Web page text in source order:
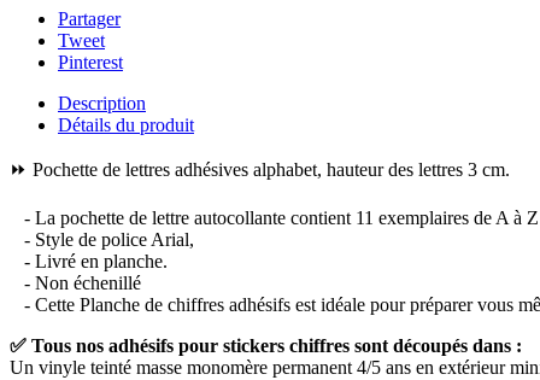
Partager
Tweet
Pinterest
Description
Détails du produit
⏩ Pochette de lettres adhésives alphabet, hauteur des lettres 3 cm.
- La pochette de lettre autocollante contient 11 exemplaires de A à
- Style de police Arial,
- Livré en planche.
- Non échenillé
- Cette Planche de chiffres adhésifs est idéale pour préparer vous
✅ Tous nos adhésifs pour stickers chiffres sont découpés dans :
Un vinyle teinté masse monomère permanent 4/5 ans en extérieur